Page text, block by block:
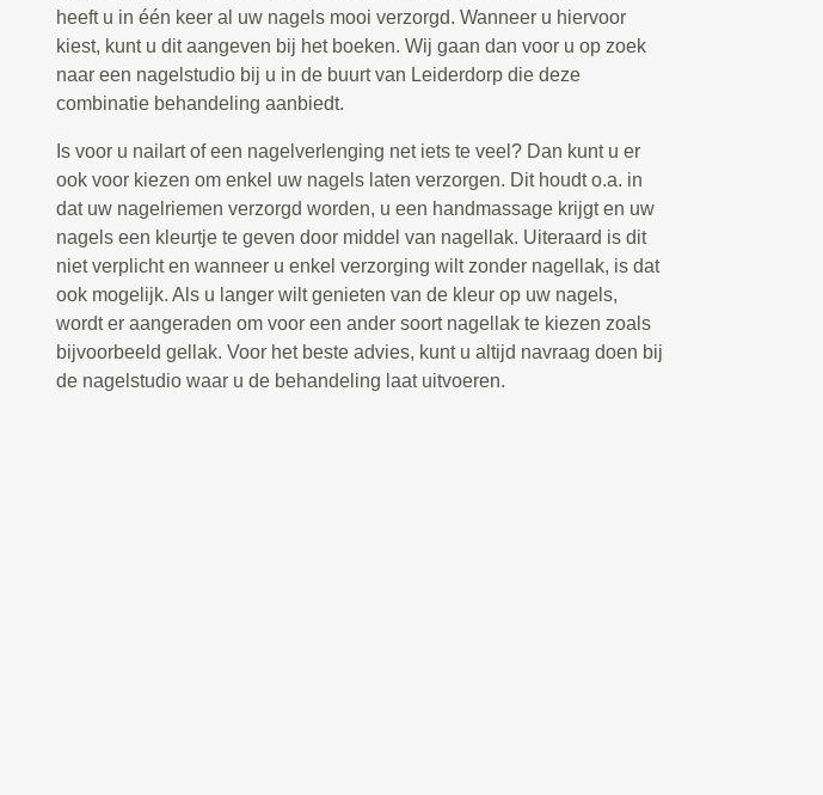
heeft u in één keer al uw nagels mooi verzorgd. Wanneer u hiervoor
kiest, kunt u dit aangeven bij het boeken. Wij gaan dan voor u op zoek
naar een nagelstudio bij u in de buurt van Leiderdorp die deze
combinatie behandeling aanbiedt.
Is voor u nailart of een nagelverlenging net iets te veel? Dan kunt u er
ook voor kiezen om enkel uw nagels laten verzorgen. Dit houdt o.a. in
dat uw nagelriemen verzorgd worden, u een handmassage krijgt en uw
nagels een kleurtje te geven door middel van nagellak. Uiteraard is dit
niet verplicht en wanneer u enkel verzorging wilt zonder nagellak, is dat
ook mogelijk. Als u langer wilt genieten van de kleur op uw nagels,
wordt er aangeraden om voor een ander soort nagellak te kiezen zoals
bijvoorbeeld gellak. Voor het beste advies, kunt u altijd navraag doen bij
de nagelstudio waar u de behandeling laat uitvoeren.